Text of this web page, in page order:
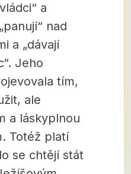
a
nad
a „dávají
Jeho
tím,
ale
a láskyplnou
Totéž platí
se chtějí stát